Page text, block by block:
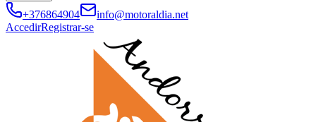
+376864904
info@motoraldia.net
AccedirRegistrar-se